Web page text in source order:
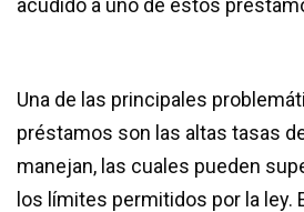
Una de las principales
préstamos son las altas tasas
manejan, las cuales pueden
los límites permitidos por la ley.